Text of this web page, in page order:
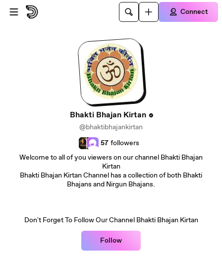
Skip to main content
Connect
Bhakti Bhajan Kirtan
@bhaktibhajankirtan
57 followers
Welcome to all of you viewers on our channel Bhakti Bhajan
Kirtan
Bhakti Bhajan Kirtan Channel has a collection of both Bhakti
Bhajans and Nirgun Bhajans.
Don't Forget To Follow Our Channel Bhakti Bhajan Kirtan
Follow